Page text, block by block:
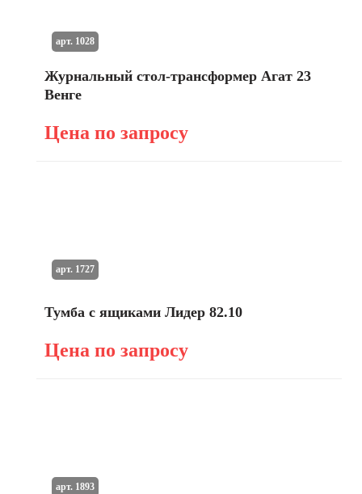
Журнальный стол-трансформер Агат 23
Венге
Цена по запросу
арт. 1028
Тумба с ящиками Лидер 82.10
Цена по запросу
арт. 1727
арт. 1893